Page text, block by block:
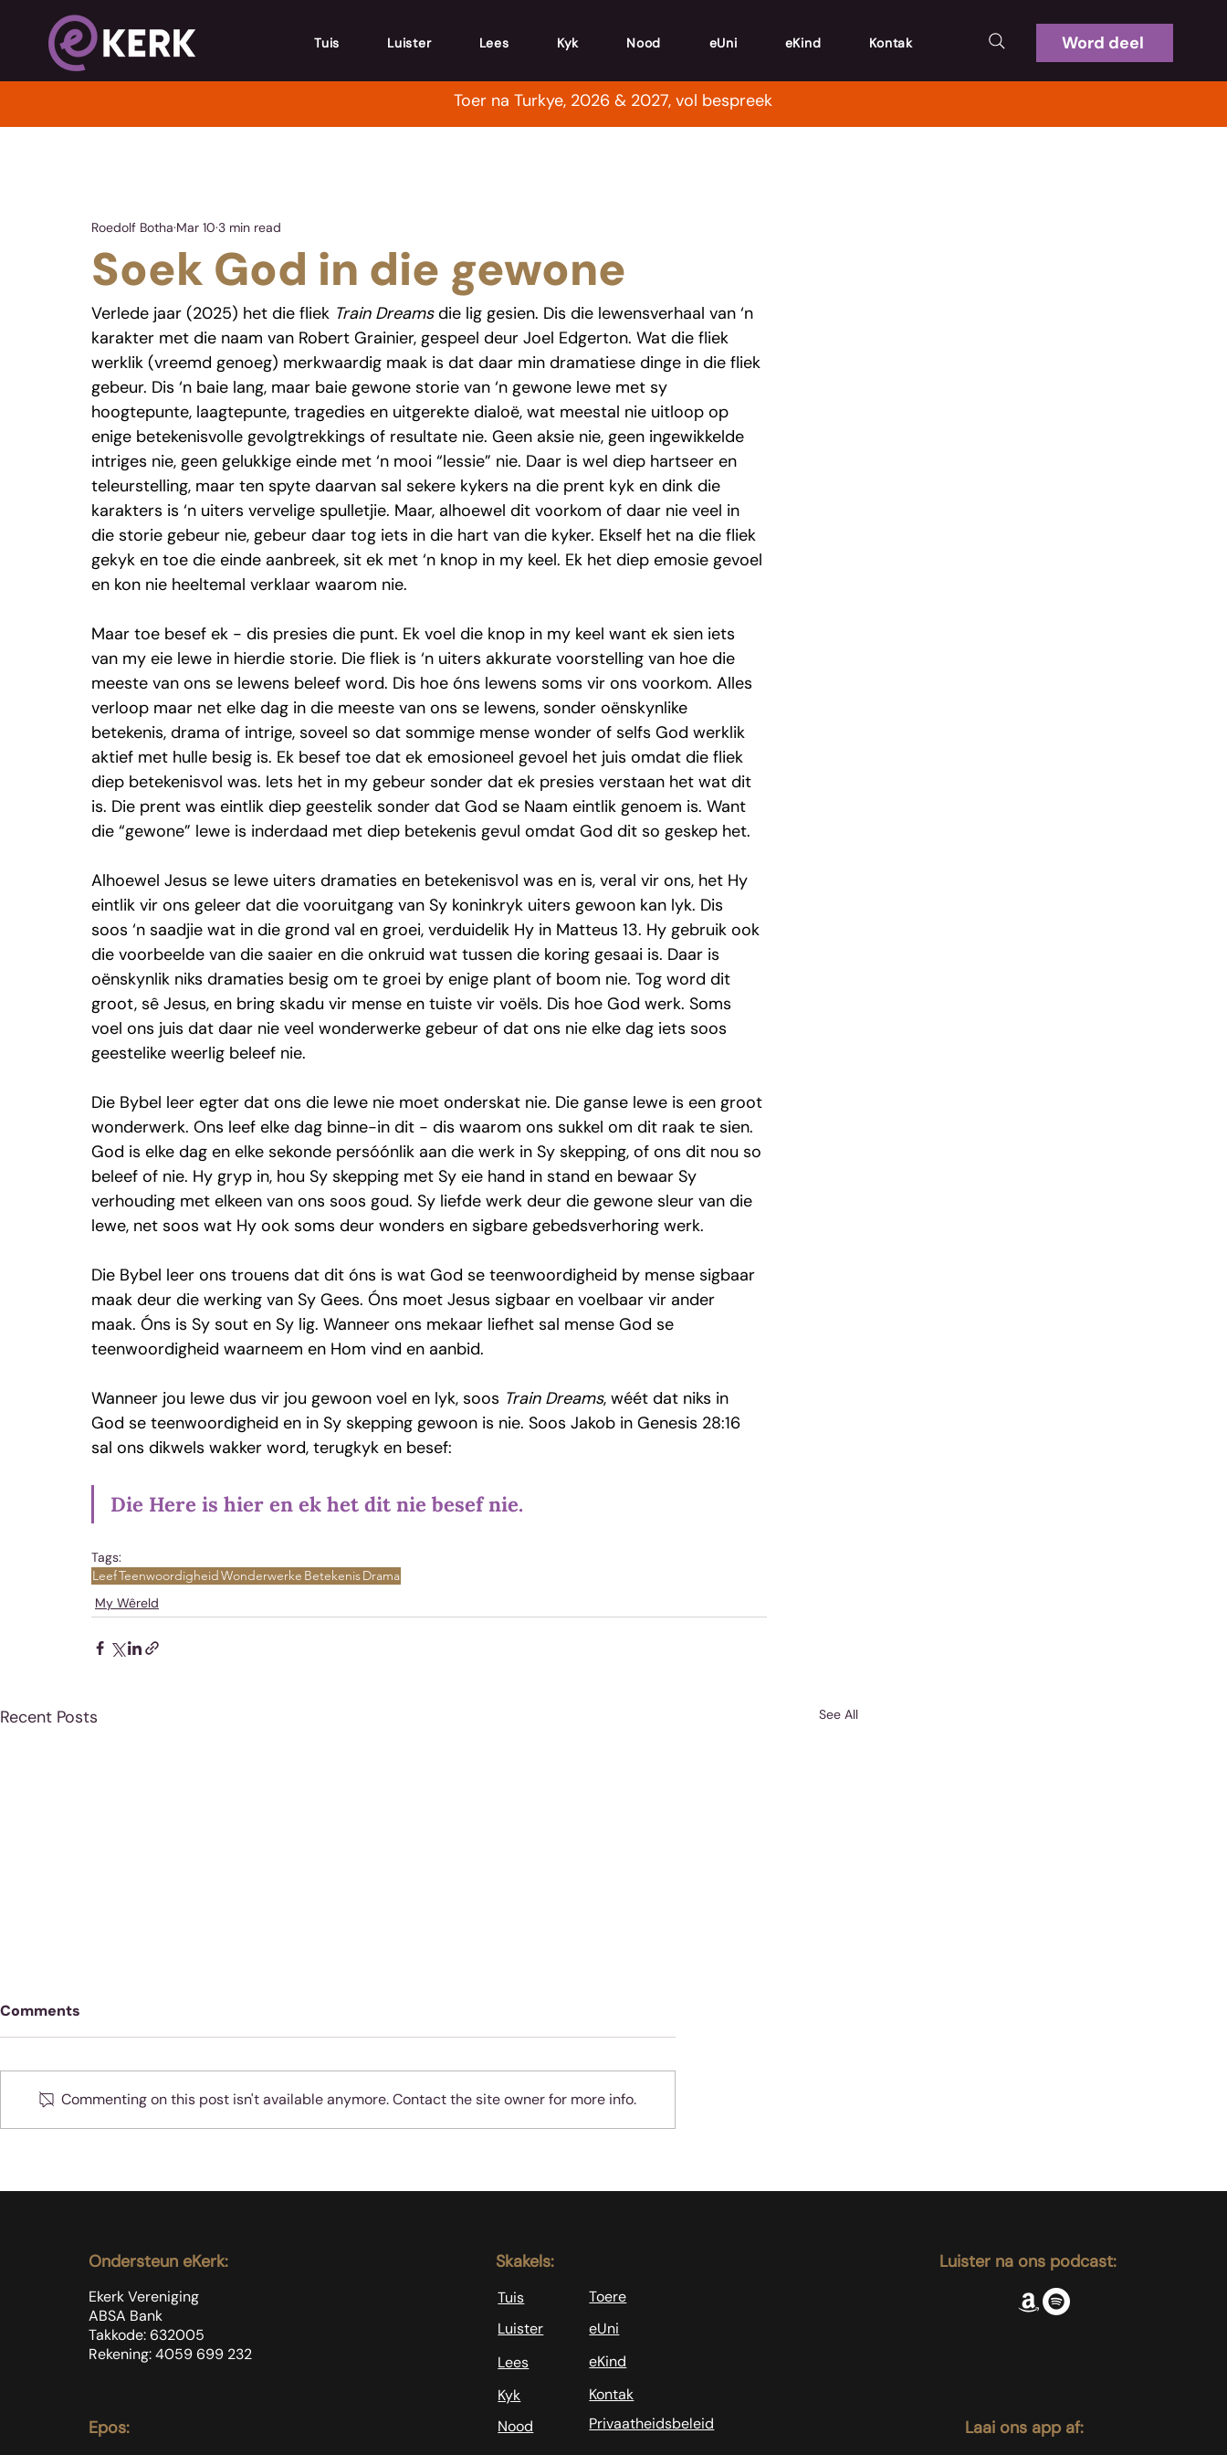
Tuis Luister Lees Kyk Nood eUni eKind Kontak Word deel
Toer na Turkye, 2026 & 2027, vol bespreek
Soek God in die gewone
Roedolf Botha Mar 10 3 min read
Verlede jaar (2025) het die fliek Train Dreams die lig gesien. Dis die lewensverhaal van ‘n
karakter met die naam van Robert Grainier, gespeel deur Joel Edgerton. Wat die fliek
werklik (vreemd genoeg) merkwaardig maak is dat daar min dramatiese dinge in die fliek
gebeur. Dis ‘n baie lang, maar baie gewone storie van ‘n gewone lewe met sy
hoogtepunte, laagtepunte, tragedies en uitgerekte dialoë, wat meestal nie uitloop op
enige betekenisvolle gevolgtrekkings of resultate nie. Geen aksie nie, geen ingewikkelde
intriges nie, geen gelukkige einde met ‘n mooi “lessie” nie. Daar is wel diep hartseer en
teleurstelling, maar ten spyte daarvan sal sekere kykers na die prent kyk en dink die
karakters is ‘n uiters vervelige spulletjie. Maar, alhoewel dit voorkom of daar nie veel in
die storie gebeur nie, gebeur daar tog iets in die hart van die kyker. Ekself het na die fliek
gekyk en toe die einde aanbreek, sit ek met ‘n knop in my keel. Ek het diep emosie gevoel
en kon nie heeltemal verklaar waarom nie.
Maar toe besef ek - dis presies die punt. Ek voel die knop in my keel want ek sien iets
van my eie lewe in hierdie storie. Die fliek is ‘n uiters akkurate voorstelling van hoe die
meeste van ons se lewens beleef word. Dis hoe óns lewens soms vir ons voorkom. Alles
verloop maar net elke dag in die meeste van ons se lewens, sonder oënskynlike
betekenis, drama of intrige, soveel so dat sommige mense wonder of selfs God werklik
aktief met hulle besig is. Ek besef toe dat ek emosioneel gevoel het juis omdat die fliek
diep betekenisvol was. Iets het in my gebeur sonder dat ek presies verstaan het wat dit
is. Die prent was eintlik diep geestelik sonder dat God se Naam eintlik genoem is. Want
die “gewone” lewe is inderdaad met diep betekenis gevul omdat God dit so geskep het.
Alhoewel Jesus se lewe uiters dramaties en betekenisvol was en is, veral vir ons, het Hy
eintlik vir ons geleer dat die vooruitgang van Sy koninkryk uiters gewoon kan lyk. Dis
soos ‘n saadjie wat in die grond val en groei, verduidelik Hy in Matteus 13. Hy gebruik ook
die voorbeelde van die saaier en die onkruid wat tussen die koring gesaai is. Daar is
oënskynlik niks dramaties besig om te groei by enige plant of boom nie. Tog word dit
groot, sê Jesus, en bring skadu vir mense en tuiste vir voëls. Dis hoe God werk. Soms
voel ons juis dat daar nie veel wonderwerke gebeur of dat ons nie elke dag iets soos
geestelike weerlig beleef nie.
Die Bybel leer egter dat ons die lewe nie moet onderskat nie. Die ganse lewe is een groot
wonderwerk. Ons leef elke dag binne-in dit - dis waarom ons sukkel om dit raak te sien.
God is elke dag en elke sekonde persóónlik aan die werk in Sy skepping, of ons dit nou so
beleef of nie. Hy gryp in, hou Sy skepping met Sy eie hand in stand en bewaar Sy
verhouding met elkeen van ons soos goud. Sy liefde werk deur die gewone sleur van die
lewe, net soos wat Hy ook soms deur wonders en sigbare gebedsverhoring werk.
Die Bybel leer ons trouens dat dit óns is wat God se teenwoordigheid by mense sigbaar
maak deur die werking van Sy Gees. Óns moet Jesus sigbaar en voelbaar vir ander
maak. Óns is Sy sout en Sy lig. Wanneer ons mekaar liefhet sal mense God se
teenwoordigheid waarneem en Hom vind en aanbid.
Wanneer jou lewe dus vir jou gewoon voel en lyk, soos Train Dreams, wéét dat niks in
God se teenwoordigheid en in Sy skepping gewoon is nie. Soos Jakob in Genesis 28:16
sal ons dikwels wakker word, terugkyk en besef:
Die Here is hier en ek het dit nie besef nie.
Tags:
LeefTeenwoordigheidWonderwerke BetekenisDrama
My Wêreld
Recent Posts See All
Hoe om te reageer
Comments
Commenting on this post isn't available anymore. Contact the site owner for more info.
Ondersteun eKerk:
Ekerk Vereniging
ABSA Bank
Takkode: 632005
Rekening: 4059 699 232
Epos:
Skakels:
Tuis
Toere
Luister
eUni
Lees
eKind
Kyk
Kontak
Nood
Privaatheidsbeleid
Luister na ons podcast:
Laai ons app af: